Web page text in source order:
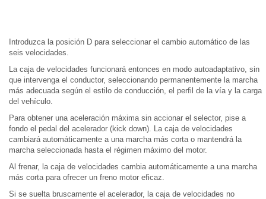
Introduzca la posición D para seleccionar el cambio automático de las
seis velocidades.
La caja de velocidades funcionará entonces en modo autoadaptativo, sin
que intervenga el conductor, seleccionando permanentemente la marcha
más adecuada según el estilo de conducción, el perfil de la vía y la carga
del vehículo.
Para obtener una aceleración máxima sin accionar el selector, pise a
fondo el pedal del acelerador (kick down). La caja de velocidades
cambiará automáticamente a una marcha más corta o mantendrá la
marcha seleccionada hasta el régimen máximo del motor.
Al frenar, la caja de velocidades cambia automáticamente a una marcha
más corta para ofrecer un freno motor eficaz.
Si se suelta bruscamente el acelerador, la caja de velocidades no